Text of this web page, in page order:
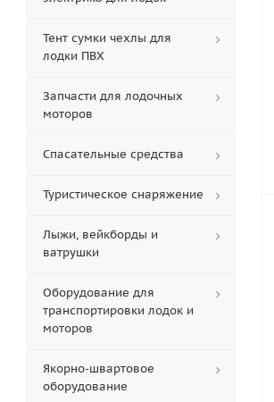
Тент сумки чехлы для
лодки ПВХ
Запчасти для лодочных
моторов
Спасательные средства
Туристическое снаряжение
Лыжи, вейкборды и
ватрушки
Оборудование для
транспортировки лодок и
моторов
Якорно-швартовое
оборудование